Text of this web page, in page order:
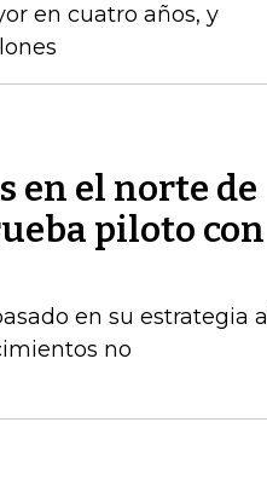
en cuatro años, y
en el norte de
piloto con
en su estrategia al
no